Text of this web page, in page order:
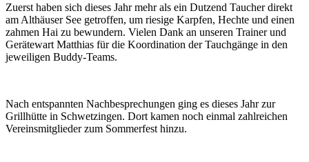
Zuerst haben sich dieses Jahr mehr als ein Dutzend Taucher direkt
am Althäuser See getroffen, um riesige Karpfen, Hechte und einen
zahmen Hai zu bewundern. Vielen Dank an unseren Trainer und
Gerätewart Matthias für die Koordination der Tauchgänge in den
jeweiligen Buddy-Teams.
Nach entspannten Nachbesprechungen ging es dieses Jahr zur
Grillhütte in Schwetzingen. Dort kamen noch einmal zahlreichen
Vereinsmitglieder zum Sommerfest hinzu.